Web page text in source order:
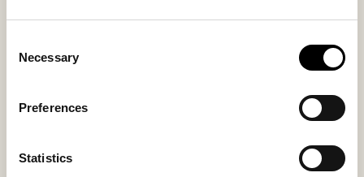
Selection
Necessary
Preferences
Statistics
for
Tidløs loafer i ruskind med diskrete